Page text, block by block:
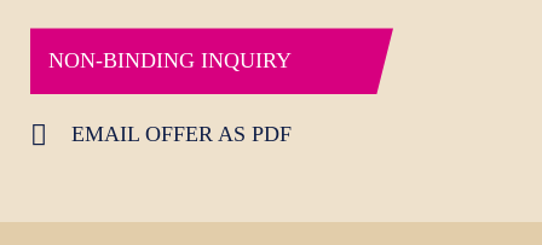
NON-BINDING INQUIRY
EMAIL OFFER AS PDF